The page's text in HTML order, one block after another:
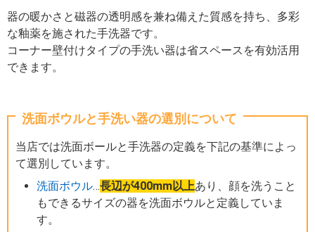
器の暖かさと磁器の透明感を兼ね備えた質感を持ち、多彩
な釉薬を施された手洗器です。
コーナー壁付けタイプの手洗い器は省スペースを有効活用
できます。
洗面ボウルと手洗い器の選別について
当店では洗面ボールと手洗器の定義を下記の基準によっ
て選別しています。
洗面ボウル…長辺が400mm以上あり、顔を洗うこと
もできるサイズの器を洗面ボウルと定義していま
す。